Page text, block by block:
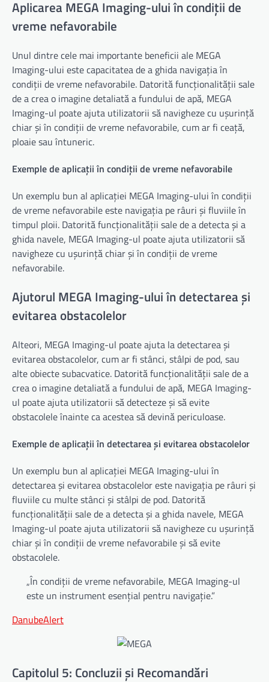
Aplicarea MEGA Imaging-ului în condiții de
vreme nefavorabile
Unul dintre cele mai importante beneficii ale MEGA
Imaging-ului este capacitatea de a ghida navigația în
condiții de vreme nefavorabile. Datorită funcționalității sale
de a crea o imagine detaliată a fundului de apă, MEGA
Imaging-ul poate ajuta utilizatorii să navigheze cu ușurință
chiar și în condiții de vreme nefavorabile, cum ar fi ceață,
ploaie sau întuneric.
Exemple de aplicații în condiții de vreme nefavorabile
Un exemplu bun al aplicației MEGA Imaging-ului în condiții
de vreme nefavorabile este navigația pe râuri și fluviile în
timpul ploii. Datorită funcționalității sale de a detecta și a
ghida navele, MEGA Imaging-ul poate ajuta utilizatorii să
navigheze cu ușurință chiar și în condiții de vreme
nefavorabile.
Ajutorul MEGA Imaging-ului în detectarea și
evitarea obstacolelor
Alteori, MEGA Imaging-ul poate ajuta la detectarea și
evitarea obstacolelor, cum ar fi stânci, stâlpi de pod, sau
alte obiecte subacvatice. Datorită funcționalității sale de a
crea o imagine detaliată a fundului de apă, MEGA Imaging-
ul poate ajuta utilizatorii să detecteze și să evite
obstacolele înainte ca acestea să devină periculoase.
Exemple de aplicații în detectarea și evitarea obstacolelor
Un exemplu bun al aplicației MEGA Imaging-ului în
detectarea și evitarea obstacolelor este navigația pe râuri și
fluviile cu multe stânci și stâlpi de pod. Datorită
funcționalității sale de a detecta și a ghida navele, MEGA
Imaging-ul poate ajuta utilizatorii să navigheze cu ușurință
chiar și în condiții de vreme nefavorabile și să evite
obstacolele.
„În condiții de vreme nefavorabile, MEGA Imaging-ul
este un instrument esențial pentru navigație.”
DanubeAlert
Capitolul 5: Concluzii și Recomandări